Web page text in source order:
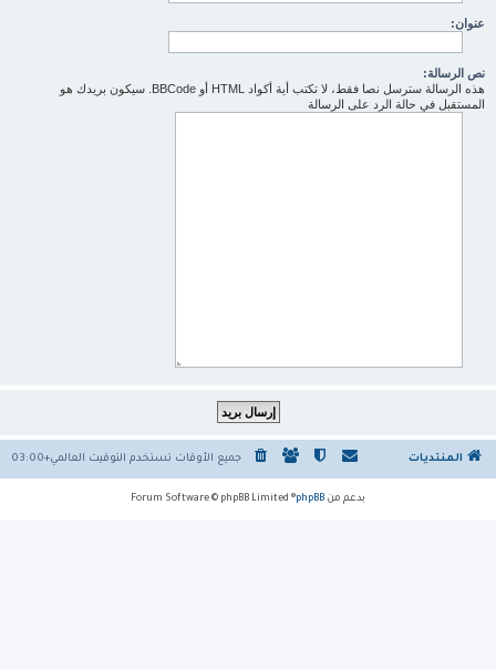
عنوان:
نص الرسالة:
هذه الرسالة سترسل نصا فقط، لا تكتب أية أكواد HTML أو BBCode. سيكون بريدك هو
المستقبل في حالة الرد على الرسالة
المنتديات جميع الأوقات تستخدم التوقيت العالمي+03:00
بدعم من phpBB
® Forum Software © phpBB Limited